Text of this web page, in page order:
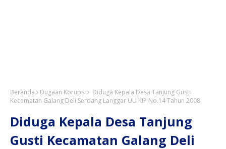
Beranda Dugaan Korupsi
Diduga Kepala Desa Tanjung Gusti
Kecamatan Galang Deli Serdang Langgar UU KIP No.14 Tahun 2008
Diduga Kepala Desa Tanjung
Gusti Kecamatan Galang Deli